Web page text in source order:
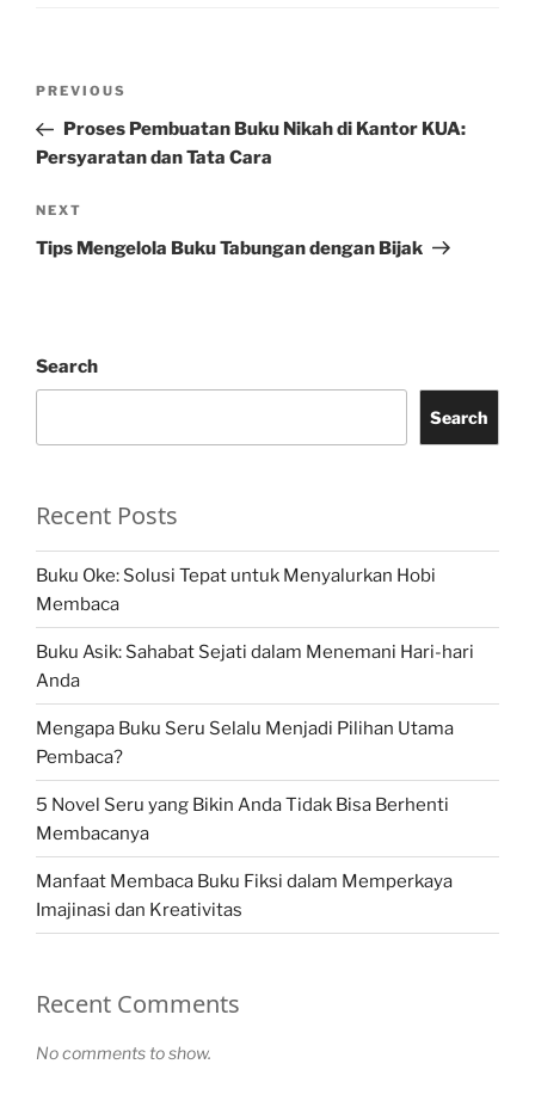
Previous
Post
PREVIOUS
Proses Pembuatan Buku Nikah di Kantor KUA:
Persyaratan dan Tata Cara
Next
Post
NEXT
Tips Mengelola Buku Tabungan dengan Bijak
Search
Search
Recent Posts
Buku Oke: Solusi Tepat untuk Menyalurkan Hobi
Membaca
Buku Asik: Sahabat Sejati dalam Menemani Hari-hari
Anda
Mengapa Buku Seru Selalu Menjadi Pilihan Utama
Pembaca?
5 Novel Seru yang Bikin Anda Tidak Bisa Berhenti
Membacanya
Manfaat Membaca Buku Fiksi dalam Memperkaya
Imajinasi dan Kreativitas
Recent Comments
No comments to show.